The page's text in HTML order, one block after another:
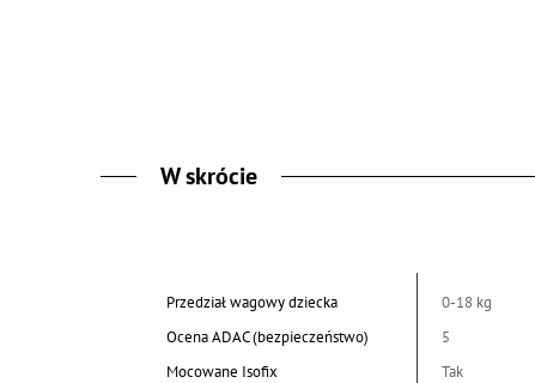
W skrócie
Przedział wagowy dziecka
0-18 kg
Ocena ADAC (bezpieczeństwo)
5
Mocowane Isofix
Tak